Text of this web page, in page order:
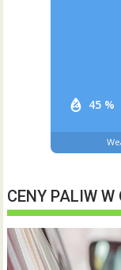
45 %
CENY PALIW W